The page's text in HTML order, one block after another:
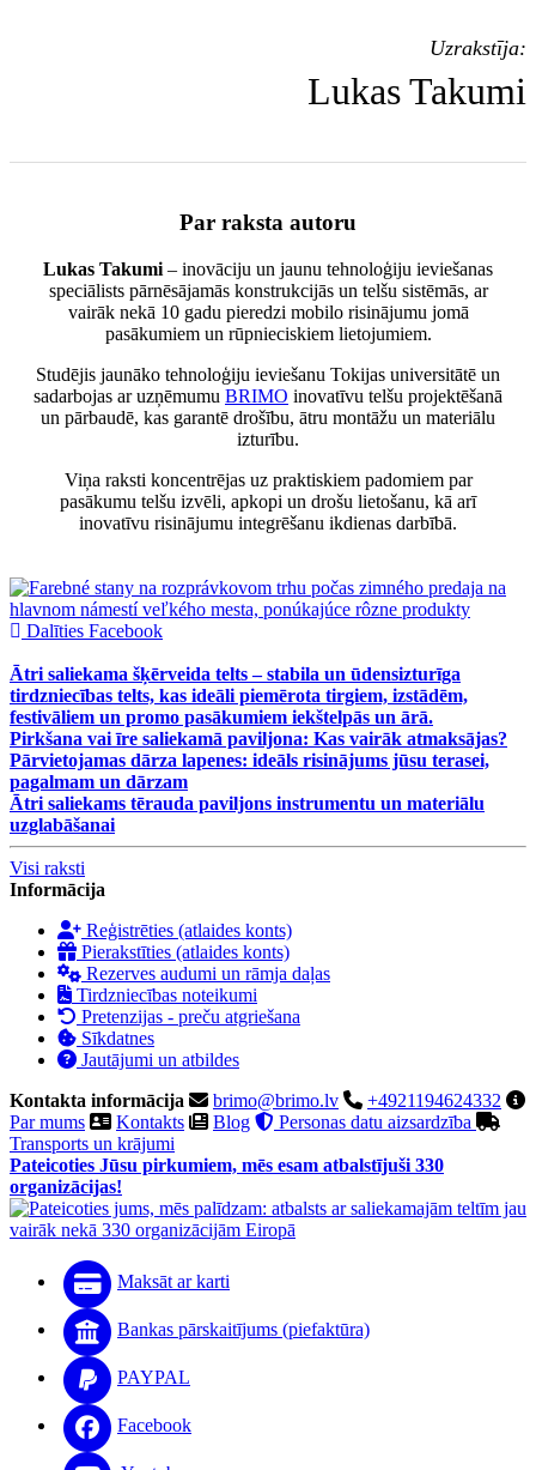
Uzrakstīja:
Lukas Takumi
Par raksta autoru
Lukas Takumi – inovāciju un jaunu tehnoloģiju ieviešanas
speciālists pārnēsājamās konstrukcijās un telšu sistēmās, ar
vairāk nekā 10 gadu pieredzi mobilo risinājumu jomā
pasākumiem un rūpnieciskiem lietojumiem.
Studējis jaunāko tehnoloģiju ieviešanu Tokijas universitātē un
sadarbojas ar uzņēmumu BRIMO inovatīvu telšu projektēšanā
un pārbaudē, kas garantē drošību, ātru montāžu un materiālu
izturību.
Viņa raksti koncentrējas uz praktiskiem padomiem par
pasākumu telšu izvēli, apkopi un drošu lietošanu, kā arī
inovatīvu risinājumu integrēšanu ikdienas darbībā.
Dalīties Facebook
Ātri saliekama šķērveida telts – stabila un ūdensizturīga
tirdzniecības telts, kas ideāli piemērota tirgiem, izstādēm,
festivāliem un promo pasākumiem iekštelpās un ārā.
Pirkšana vai īre saliekamā paviljona: Kas vairāk atmaksājas?
Pārvietojamas dārza lapenes: ideāls risinājums jūsu terasei,
pagalmam un dārzam
Ātri saliekams tērauda paviljons instrumentu un materiālu
uzglabāšanai
Visi raksti
Informācija
Reģistrēties (atlaides konts)
Pierakstīties (atlaides konts)
Rezerves audumi un rāmja daļas
Tirdzniecības noteikumi
Pretenzijas - preču atgriešana
Sīkdatnes
Jautājumi un atbildes
Kontakta informācija
brimo@brimo.lv
+4921194624332
Par mums
Kontakts Blog
Personas datu aizsardzība
Transports un krājumi
Pateicoties Jūsu pirkumiem, mēs esam atbalstījuši 330
organizācijas!
Maksāt ar karti
Bankas pārskaitījums (piefaktūra)
PAYPAL
Facebook